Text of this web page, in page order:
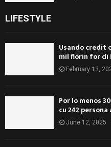
LIFESTYLE
Usando credit
mil florin for di
February 13,
Por lo menos
cu 242
June 12, 2025